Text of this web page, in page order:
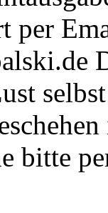
per
bitte